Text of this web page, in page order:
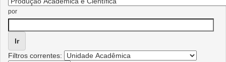
por
Filtros correntes: